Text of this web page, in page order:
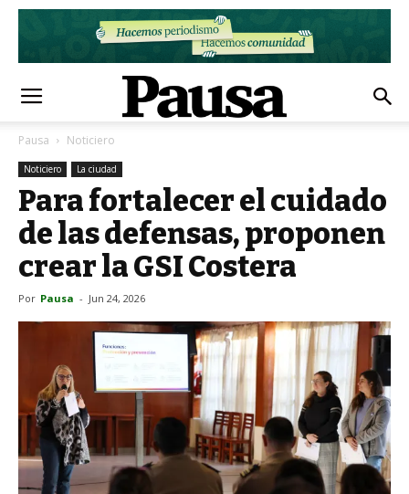
Pausa Noticiero
Noticiero La ciudad
Para fortalecer el cuidado
de las defensas, proponen
crear la GSI Costera
Por Pausa - Jun 24, 2026